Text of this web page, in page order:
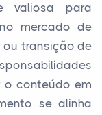
valiosa para
mercado de
transição de
o conteúdo em
se alinha